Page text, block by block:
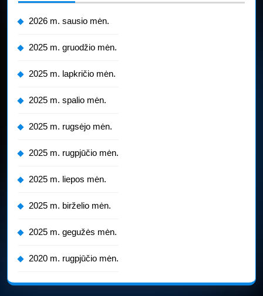
2026 m. sausio mėn.
2025 m. gruodžio mėn.
2025 m. lapkričio mėn.
2025 m. spalio mėn.
2025 m. rugsėjo mėn.
2025 m. rugpjūčio mėn.
2025 m. liepos mėn.
2025 m. birželio mėn.
2025 m. gegužės mėn.
2020 m. rugpjūčio mėn.